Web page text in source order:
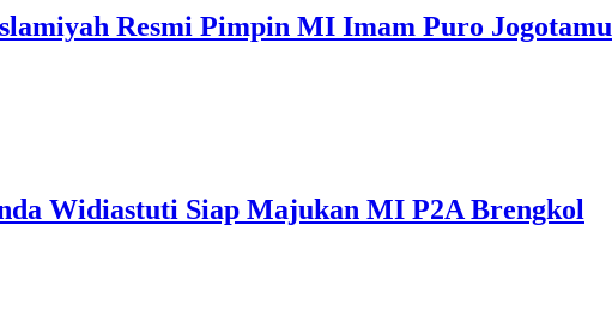
Resmi Pimpin MI Imam Puro Jogotamu
Widiastuti Siap Majukan MI P2A Brengkol